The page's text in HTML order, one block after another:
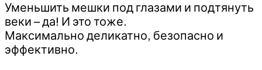
Уменьшить мешки под глазами и подтянуть
веки – да! И это тоже.
Максимально деликатно, безопасно и
эффективно.